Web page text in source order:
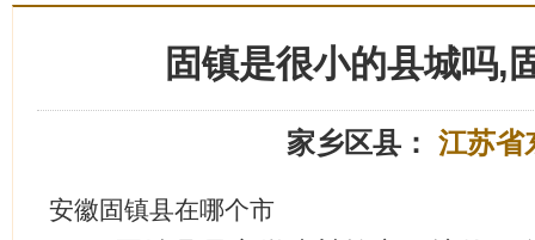
固镇是很小的县城吗,
家乡区县： 江苏省
安徽固镇县在哪个市